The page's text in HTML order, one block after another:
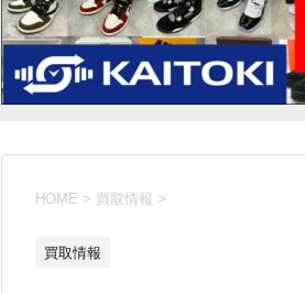
HOME > 買取情報 >
買取情報